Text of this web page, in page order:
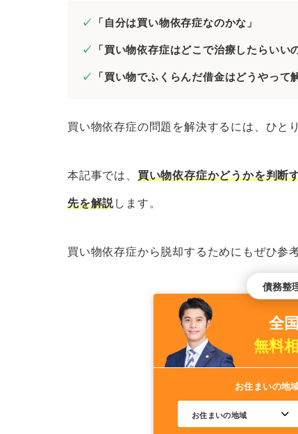
3.過度な買い物により日常生活
買い物依存症による借金トラブルの
3.貸金業相談・紛争解決セン
4.日本クレジットカウンセリ
5.全国銀行協会相談室
さいごに｜買い物依存で困っている
「自分は買い物依存症なのかな」
「買い物依存症はどこで治療したらいい
「買い物でふくらんだ借金はどうやって
買い物依存症の問題を解決するには、ひと
本記事では、 買い物依存症かどうかを判断
先を解説します。
買い物依存症から脱却するためにもぜひ参
債務整
全
無料
お住まいの地